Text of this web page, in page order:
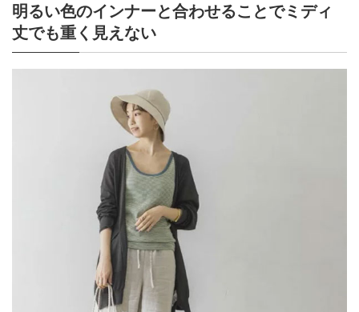
明るい色のインナーと合わせることでミディ
丈でも重く見えない